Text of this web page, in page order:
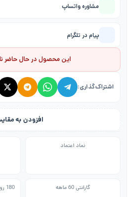
مشاوره واتساپ
پیام در تلگرام
این محصول در حال حاضر
اشتراک‌گذاری:
افزودن به
نماد اعتماد
گارانتی 60 ماهه 180 روز عودت در صورت غیراصل بودن